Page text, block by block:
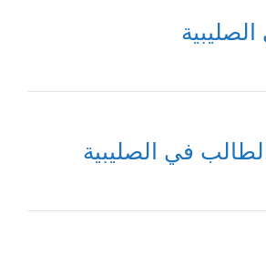
في الصليبية